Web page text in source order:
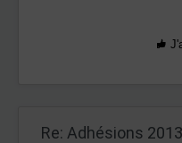
Re: Adhésions 2013